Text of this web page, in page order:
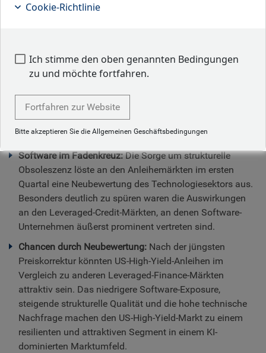
sieht unser Leveraged Finance Team
Vergleich zu anderen Leveraged-
Auf einen Blick:
Software im Fadenkreuz:Die Sorge um strukturelle
Obsoleszenz löste an den Anleihemärkten im ersten
Quartal eine Neubewertung des Technologiesektors aus.
Besonders deutlich zu spüren waren die Auswirkungen
an den Leveraged-Credit-Märkten, an denen Software-
Unternehmen äußerst prominent vertreten sind.
Chancen durch Neubewertung: Nach der jüngsten
Preiskorrektur könnten US-High-Yield-Anleihen im
Vergleich zu anderen Leveraged-Finance-Märkten
attraktiv sein. Das niedrigere Software-Exposure,
steigende strukturelle Qualität und die hohe technische
Nachfrage machen den US-High-Yield-Markt zu einem
resilienten und attraktiven Segment in einem KI-
dominierten Marktumfeld.
Cookie-Richtlinie
Ich stimme den oben genannten Bedingungen
zu und möchte fortfahren.
Fortfahren zur Website
Bitte akzeptieren Sie die Allgemeinen Geschäftsbedingungen